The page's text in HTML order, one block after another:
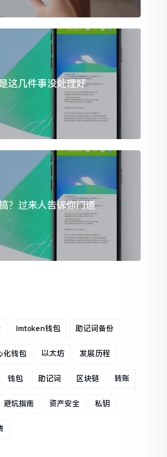
这几件事没处理好
？过来人告诉你门道
Imtoken钱包 助记词备份
化钱包 以太坊 发展历程
钱包 助记词 区块链 转账
避坑指南 资产安全 私钥